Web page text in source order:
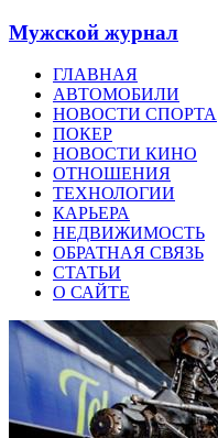
Мужской журнал
ГЛАВНАЯ
АВТОМОБИЛИ
НОВОСТИ СПОРТА
ПОКЕР
НОВОСТИ КИНО
ОТНОШЕНИЯ
ТЕХНОЛОГИИ
КАРЬЕРА
НЕДВИЖИМОСТЬ
ОБРАТНАЯ СВЯЗЬ
СТАТЬИ
О САЙТЕ